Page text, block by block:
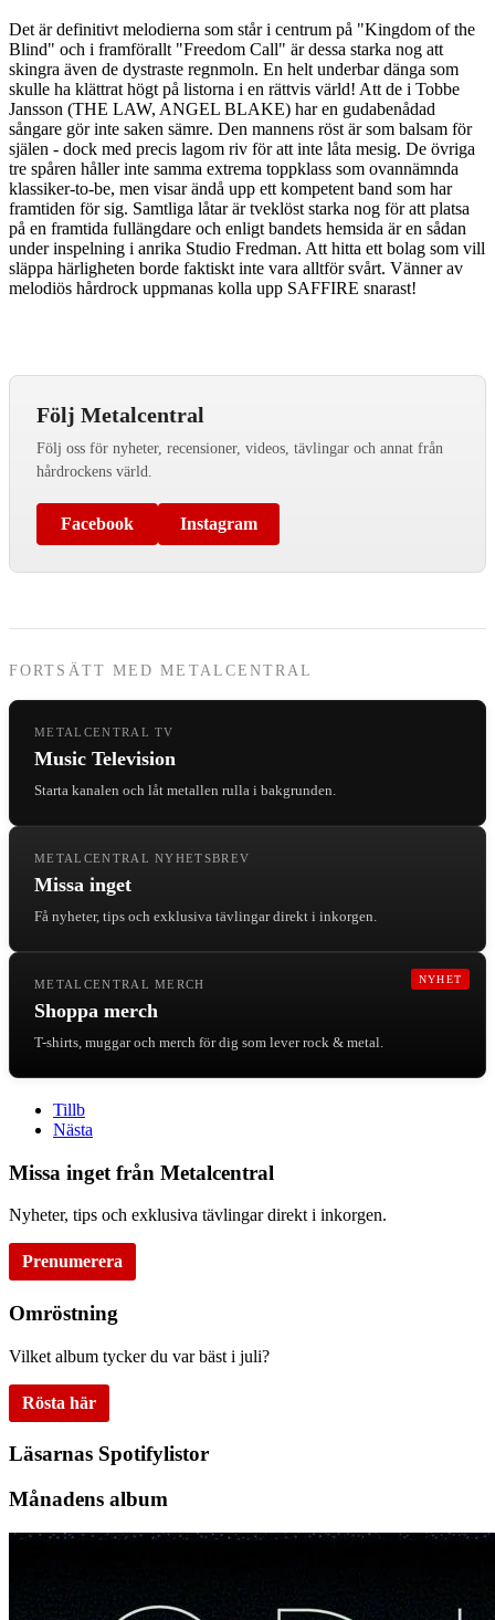
Det är definitivt melodierna som står i centrum på "Kingdom of the
Blind" och i framförallt "Freedom Call" är dessa starka nog att
skingra även de dystraste regnmoln. En helt underbar dänga som
skulle ha klättrat högt på listorna i en rättvis värld! Att de i Tobbe
Jansson (THE LAW, ANGEL BLAKE) har en gudabenådad
sångare gör inte saken sämre. Den mannens röst är som balsam för
själen - dock med precis lagom riv för att inte låta mesig. De övriga
tre spåren håller inte samma extrema toppklass som ovannämnda
klassiker-to-be, men visar ändå upp ett kompetent band som har
framtiden för sig. Samtliga låtar är tveklöst starka nog för att platsa
på en framtida fullängdare och enligt bandets hemsida är en sådan
under inspelning i anrika Studio Fredman. Att hitta ett bolag som vill
släppa härligheten borde faktiskt inte vara alltför svårt. Vänner av
melodiös hårdrock uppmanas kolla upp SAFFIRE snarast!
Följ Metalcentral
Följ oss för nyheter, recensioner, videos, tävlingar och annat från
hårdrockens värld.
Facebook Instagram
FORTSÄTT MED METALCENTRAL
METALCENTRAL TV
Music Television
Starta kanalen och låt metallen rulla i bakgrunden.
METALCENTRAL NYHETSBREV
Missa inget
Få nyheter, tips och exklusiva tävlingar direkt i inkorgen.
NYHET
METALCENTRAL MERCH
Shoppa merch
T-shirts, muggar och merch för dig som lever rock & metal.
Tillb
Nästa
Missa inget från Metalcentral
Nyheter, tips och exklusiva tävlingar direkt i inkorgen.
Prenumerera
Omröstning
Vilket album tycker du var bäst i juli?
Rösta här
Läsarnas Spotifylistor
Månadens album